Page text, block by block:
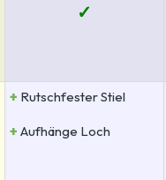
✓
+ Rutschfester Stiel
+ Aufhänge Loch